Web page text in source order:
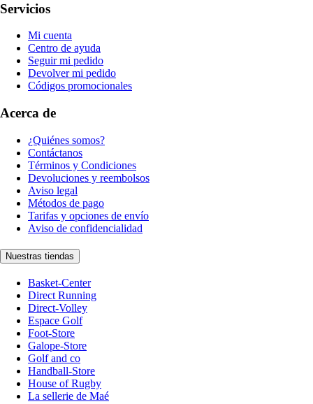
Servicios
Mi cuenta
Centro de ayuda
Seguir mi pedido
Devolver mi pedido
Códigos promocionales
Acerca de
¿Quiénes somos?
Contáctanos
Términos y Condiciones
Devoluciones y reembolsos
Aviso legal
Métodos de pago
Tarifas y opciones de envío
Aviso de confidencialidad
Nuestras tiendas
Basket-Center
Direct Running
Direct-Volley
Espace Golf
Foot-Store
Galope-Store
Golf and co
Handball-Store
House of Rugby
La sellerie de Maé